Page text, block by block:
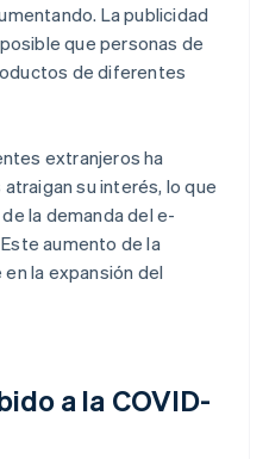
La publicidad
que personas de
de diferentes
extranjeros ha
su interés, lo que
la demanda del e-
aumento de la
la expansión del
a la COVID-